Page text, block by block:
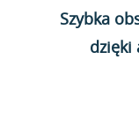
Szybka
dzięki